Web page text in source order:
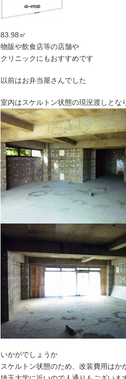
83.98㎡
物販や飲食店等の店舗や
クリニックにもおすすめです
以前はお弁当屋さんでした
室内はスケルトン状態の現況渡しとな
いかがでしょうか
スケルトン状態のため、改装費用はか